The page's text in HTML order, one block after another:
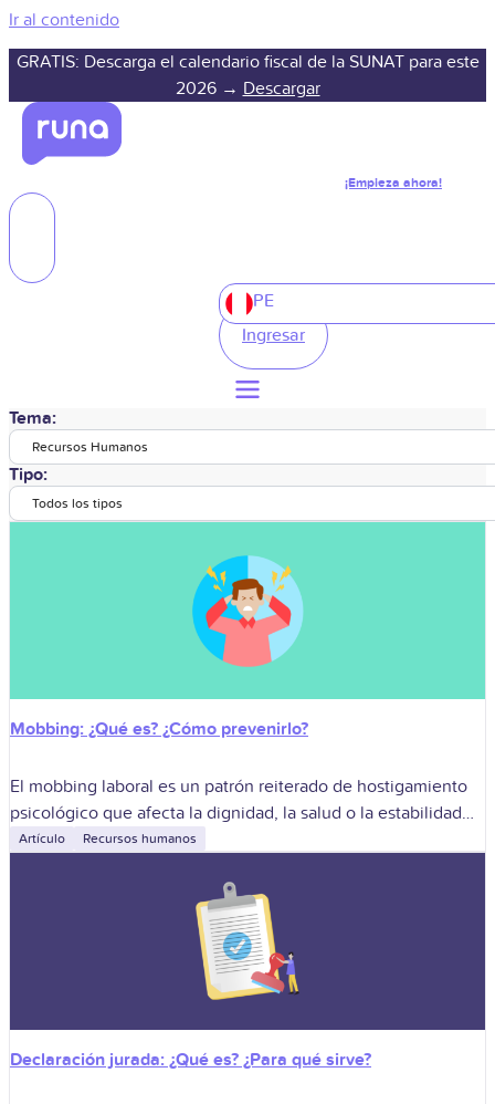
Ir al contenido
GRATIS: Descarga el calendario fiscal de la SUNAT para este
2026 → Descargar
¡Empieza ahora!
PE
Ingresar
Tema:
Recursos Humanos
Tipo:
Todos los tipos
Mobbing: ¿Qué es? ¿Cómo prevenirlo?
El mobbing laboral es un patrón reiterado de hostigamiento
psicológico que afecta la dignidad, la salud o la estabilidad
de una persona dentro del trabajo. Identificarlo permite
Artículo Recursos humanos
Declaración jurada: ¿Qué es? ¿Para qué sirve?